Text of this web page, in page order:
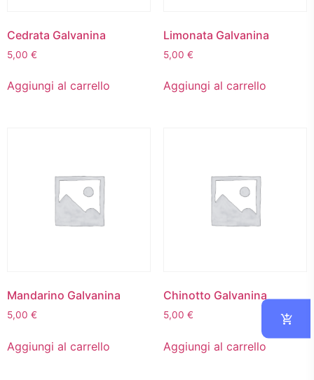
Cedrata Galvanina
5,00 €
Aggiungi al carrello
Limonata Galvanina
5,00 €
Aggiungi al carrello
Mandarino Galvanina
5,00 €
Aggiungi al carrello
Chinotto Galvanina
5,00 €
Aggiungi al carrello